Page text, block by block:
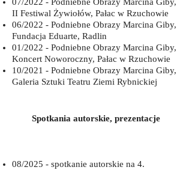
II Festiwal Żywiołów, Pałac w Rzuchowie
06/2022 - Podniebne Obrazy Marcina Giby,
Fundacja Eduarte, Radlin
01/2022 - Podniebne Obrazy Marcina Giby,
Koncert Noworoczny, Pałac w Rzuchowie
10/2021 - Podniebne Obrazy Marcina Giby,
Galeria Sztuki Teatru Ziemi Rybnickiej
Spotkania autorskie, prezentacje
08/2025 - spotkanie autorskie na 4.